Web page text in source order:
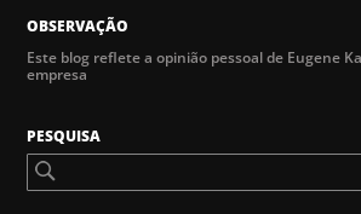
OBSERVAÇÃO
Este blog reflete a opinião pessoal de Eugene
empresa
PESQUISA